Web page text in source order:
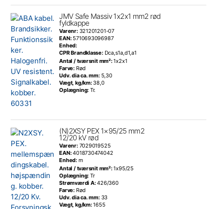
JMV Safe Massiv 1x2x1 mm2 rød
fyldkappe
Varenr: 321201201-07
EAN: 5710693096987
Enhed:
CPR Brandklasse: Dca,s1a,d1,a1
Antal / tværsnit mm²:1x2x1
Farve: Rød
Udv. dia ca. mm: 5,30
Vægt, kg/km: 38,0
Oplægning: Tr.
(N)2XSY PEX 1×95/25 mm2
12/20 kV rød
Varenr: 7029019525
EAN:4018730474042
Enhed: m
Antal / tværsnit mm²:1x95/25
Oplægning: Tr
Strømværdi A:426/360
Farve: Rød
Udv. dia ca. mm: 33
Vægt, kg/km:1655